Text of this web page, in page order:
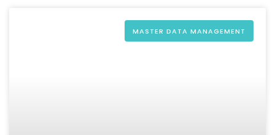
MASTER DATA MANAGEMENT